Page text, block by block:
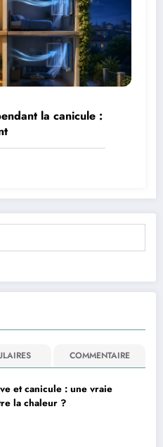
la canicule :
COMMENTAIRE
et canicule : une vraie
la chaleur ?